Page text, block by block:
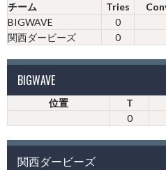
チーム Tries
BIGWAVE
0
関西ダービーズ
0
BIGWAVE
位置 T
0
関西ダービーズ